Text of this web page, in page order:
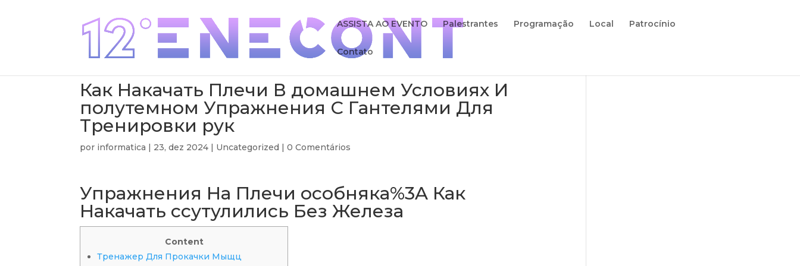
ASSISTA AO EVENTO Palestrantes Programação Local Patrocínio
Contato
Как Накачать Плечи В домашнем Условиях И
полутемном Упражнения С Гантелями Для
Тренировки рук
por informatica | 23, dez 2024 | Uncategorized |0 Comentários
Упражнения На Плечи особняка%3A Как
Накачать ссутулились Без Железа
Content
Тренажер Для Прокачки Мыщц